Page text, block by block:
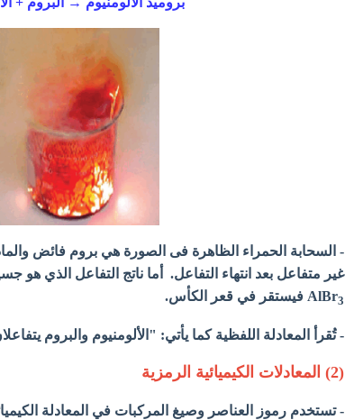
- السحابة الحمراء الظاهرة فى الصورة هي بروم فائض
غير متفاعل بعد انتهاء التفاعل. أما ناتج التفاعل الذي هو
AlBr3 فيستقر في قعر الكأس.
- تُقرأ المعادلة اللفظية كما يأتي: "الألومنيوم والبروم
(2) المعادلات الكيميائية الرمزية
- تستخدم رموز العناصر وصيغ المركبات في المعادلة